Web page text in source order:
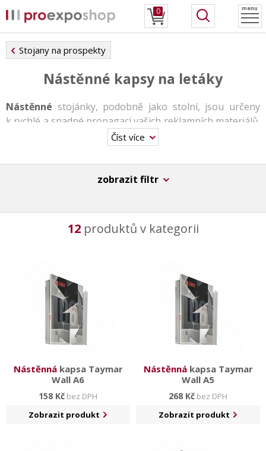
0 menu
Stojany na prospekty
Nástěnné kapsy na letáky
Nástěnné stojánky, podobně jako stolní, jsou určeny
k rychlé a snadné propagaci vašich reklamních materiálů.
Stojánky jsou tvořeny transparentními kapsami formátu
A4, A5 a A6/DL a lze je různě kombinovat. Jednou
možností využití jsoujednoduchéčikaskádovéstojany,
které se skládají z max. 4 kapes nad sebou. Druhou
hliníku. Tento systém vyniká zejména tím, že Vám
umožní vlastní rozložení kapes ve všech dostupných
Všechny stojánky jsou
určeny k montáži
dodávány společně se sadou na uchycení.
Obecně se nástěnné stojánky využívají nejvíce
v kancelářských prostorách, ve školách, v hotelech či
turistických a informačních centrech.
Číst více
zobrazit filtr
12produktů v kategorii
Nástěnnákapsa Taymar
Wall A6
158 Kč bez DPH
Zobrazit produkt
Nástěnnákapsa Taymar
Wall A5
268 Kč bez DPH
Zobrazit produkt